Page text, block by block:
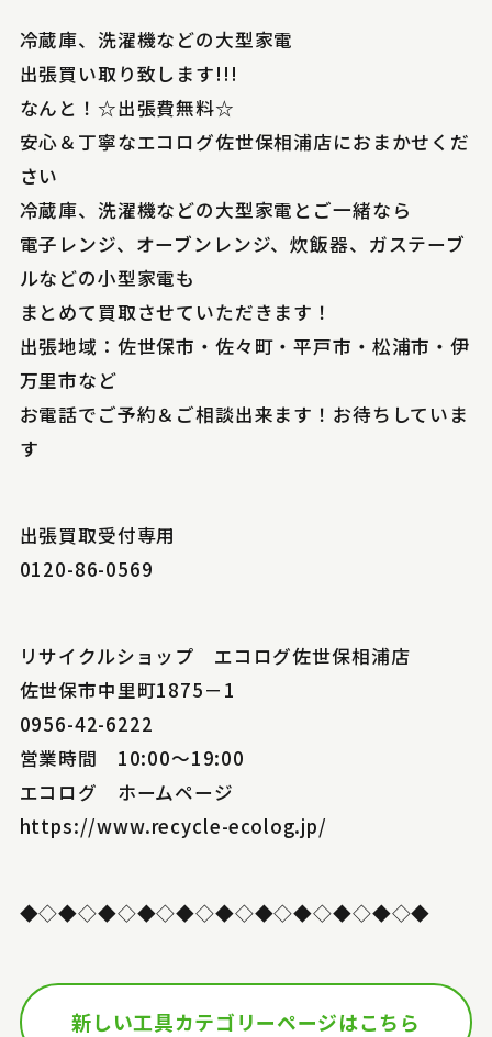
冷蔵庫、洗濯機などの大型家電
出張買い取り致します!!!
なんと！☆出張費無料☆
安心＆丁寧なエコログ佐世保相浦店におまかせくだ
さい
冷蔵庫、洗濯機などの大型家電とご一緒なら
電子レンジ、オーブンレンジ、炊飯器、ガステーブ
ルなどの小型家電も
まとめて買取させていただきます！
出張地域：佐世保市・佐々町・平戸市・松浦市・伊
万里市など
お電話でご予約＆ご相談出来ます！お待ちしていま
す
出張買取受付専用
0120-86-0569
リサイクルショップ エコログ佐世保相浦店
佐世保市中里町1875－1
0956-42-6222
営業時間 10:00～19:00
エコログ ホームページ
https://www.recycle-ecolog.jp/
◆◇◆◇◆◇◆◇◆◇◆◇◆◇◆◇◆◇◆◇◆
新しい工具カテゴリーページはこちら